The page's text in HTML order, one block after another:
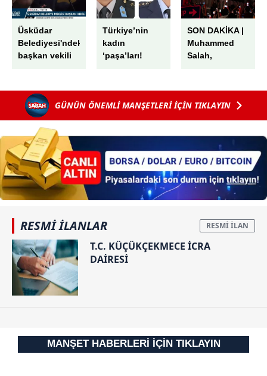
Üsküdar
Belediyesi'ndeki
başkan vekili
Parti'nin oyları
peş peşe iptal
edildi: "G"
harfini "6"
sayıp...
Türkiye’nin
kadın
‘paşa’ları!
kariyerleriyle
gurur
SON DAKİKA |
Muhammed
Salah,
muhteşem
karşılama
GÜNÜN ÖNEMLİ MANŞETLERİ İÇİN TIKLAYIN
RESMİ İLANLAR
T.C. KÜÇÜKÇEKMECE İCRA
DAİRESİ
MANŞET HABERLERİ İÇİN TIKLAYIN